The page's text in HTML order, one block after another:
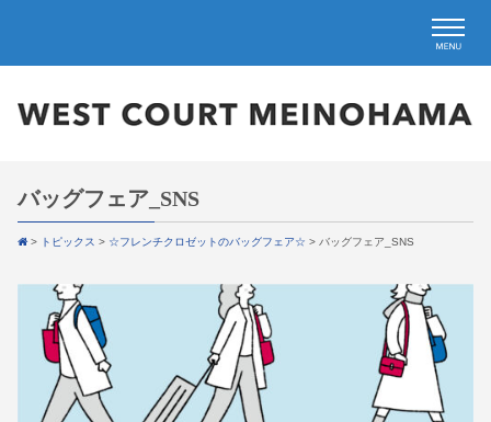
バッグフェア_SNS
> トピックス > ☆フレンチクロゼットのバッグフェア☆ > バッグフェア_SNS